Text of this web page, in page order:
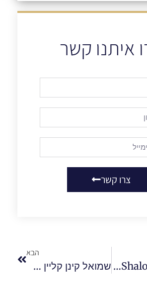
איתנו קשר
צרו קשר
Coffee Facts By Shalom Hatuka
הבא
שמואל קינן קליין מגיש טיפים לבטיחות באש